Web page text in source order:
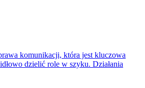
komunikacji, która jest kluczowa
dzielić role w szyku. Działania